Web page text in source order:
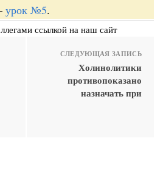
урок №5.
ссылкой на наш сайт
СЛЕДУЮЩАЯ ЗАПИСЬ
Холинолитики
противопоказано
назначать при